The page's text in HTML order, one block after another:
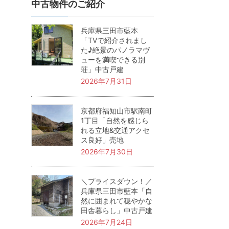
中古物件のご紹介
兵庫県三田市藍本
「TVで紹介されまし
た♪絶景のパノラマヴ
ューを満喫できる別
荘」中古戸建
2026年7月31日
京都府福知山市駅南町
1丁目「自然を感じら
れる立地&交通アクセ
ス良好」売地
2026年7月30日
＼プライスダウン！／
兵庫県三田市藍本「自
然に囲まれて穏やかな
田舎暮らし」中古戸建
2026年7月24日